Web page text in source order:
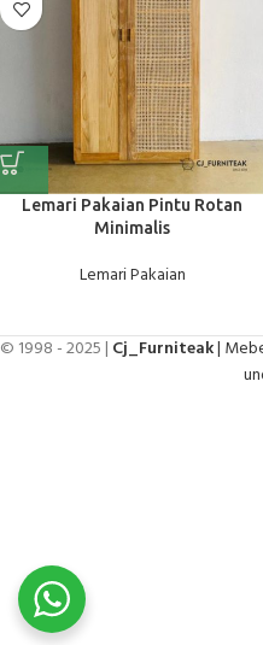
Lemari Pakaian Pintu Rotan
Minimalis
Lemari Pakaian
© 1998 - 2025 | Cj_Furniteak|